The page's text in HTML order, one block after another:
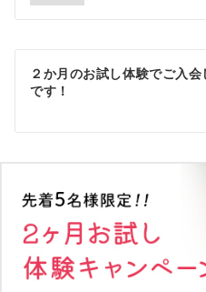
ナ
ビ
ゲ
シ
ョ
ン
２か月のお試し体験でご入
です！